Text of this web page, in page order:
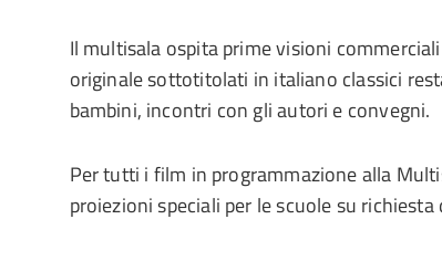
Il multisala ospita prime visioni
originale sottotitolati in italiano classici
bambini, incontri con gli autori e convegni.
Per tutti i film in programmazione alla
proiezioni speciali per le scuole su